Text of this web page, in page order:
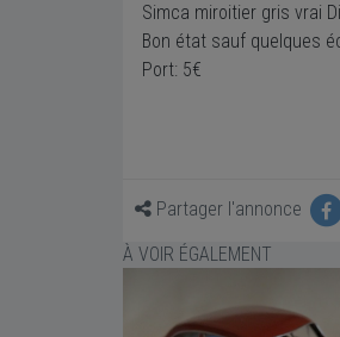
Simca miroitier gris vrai
Bon état sauf quelques
Port: 5€
Partager l'annonce
À VOIR ÉGALEMENT